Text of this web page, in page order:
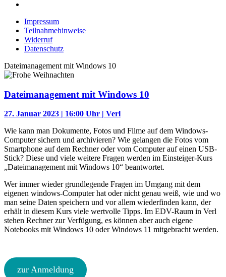
Impressum
Teilnahmehinweise
Widerruf
Datenschutz
Dateimanagement mit Windows 10
Dateimanagement mit Windows 10
27. Januar 2023 | 16:00 Uhr | Verl
Wie kann man Dokumente, Fotos und Filme auf dem Windows-
Computer sichern und archivieren? Wie gelangen die Fotos vom
Smartphone auf dem Rechner oder vom Computer auf einen USB-
Stick? Diese und viele weitere Fragen werden im Einsteiger-Kurs
„Dateimanagement mit Windows 10“ beantwortet.
Wer immer wieder grundlegende Fragen im Umgang mit dem
eigenen windows-Computer hat oder nicht genau weiß, wie und wo
man seine Daten speichern und vor allem wiederfinden kann, der
erhält in diesem Kurs viele wertvolle Tipps. Im EDV-Raum in Verl
stehen Rechner zur Verfügung, es können aber auch eigene
Notebooks mit Windows 10 oder Windows 11 mitgebracht werden.
zur Anmeldung